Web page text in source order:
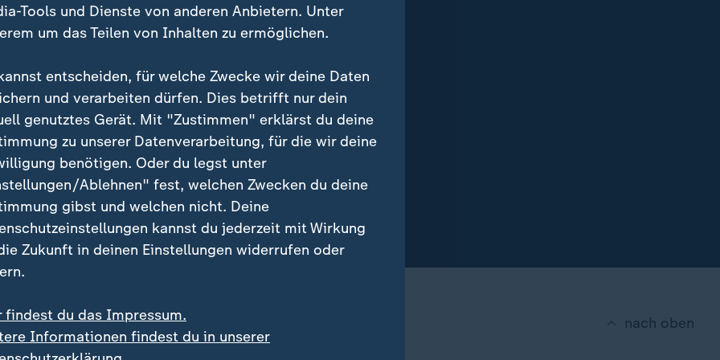
von "Gegen Judenhass" :
über Erfahrungen mit
0:34
nach oben
Tools und Dienste von anderen Anbietern. Unter
um das Teilen von Inhalten zu ermöglichen.
entscheiden, für welche Zwecke wir deine Daten
und verarbeiten dürfen. Dies betrifft nur dein
genutztes Gerät. Mit "Zustimmen" erklärst du deine
zu unserer Datenverarbeitung, für die wir deine
benötigen. Oder du legst unter
Ablehnen" fest, welchen Zwecken du deine
gibst und welchen nicht. Deine
kannst du jederzeit mit Wirkung
Zukunft in deinen Einstellungen widerrufen oder
findest du das Impressum.
Informationen findest du in unserer